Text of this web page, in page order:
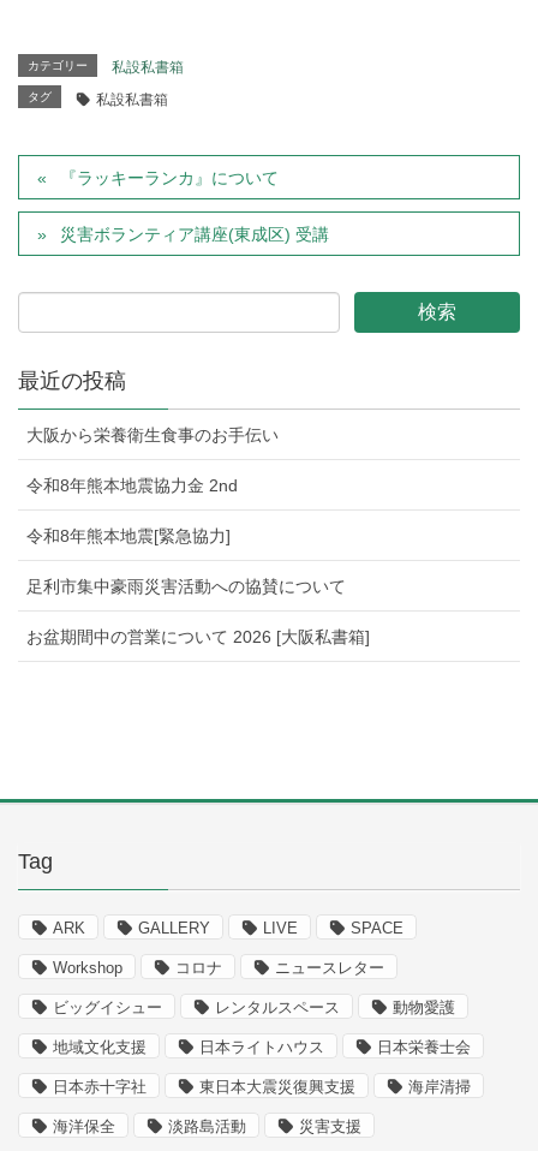
カテゴリー 私設私書箱
タグ 私設私書箱
『ラッキーランカ』について
災害ボランティア講座(東成区) 受講
最近の投稿
大阪から栄養衛生食事のお手伝い
令和8年熊本地震協力金 2nd
令和8年熊本地震[緊急協力]
足利市集中豪雨災害活動への協賛について
お盆期間中の営業について 2026 [大阪私書箱]
Tag
ARK GALLERY LIVE SPACE
Workshop コロナ ニュースレター
ビッグイシュー レンタルスペース 動物愛護
地域文化支援 日本ライトハウス 日本栄養士会
日本赤十字社 東日本大震災復興支援 海岸清掃
海洋保全 淡路島活動 災害支援